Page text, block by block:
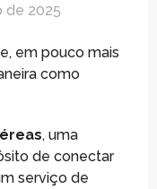
de 2025
em pouco mais
como
, uma
de conectar
serviço de